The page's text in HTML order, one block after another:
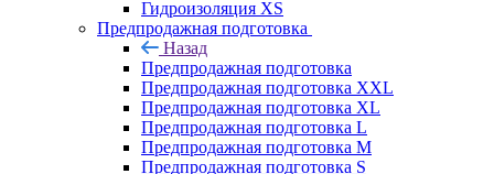
Гидроизоляция XS
Предпродажная подготовка
Назад
Предпродажная подготовка
Предпродажная подготовка XXL
Предпродажная подготовка XL
Предпродажная подготовка L
Предпродажная подготовка M
Предпродажная подготовка S